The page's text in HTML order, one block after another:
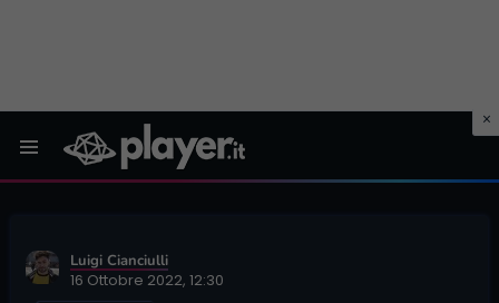
Luigi Cianciulli
16 Ottobre 2022, 12:30